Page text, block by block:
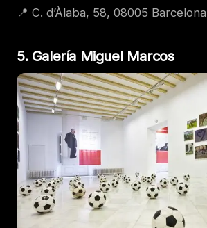
📍 C. d’Àlaba, 58, 08005 Barcelona
5. Galería Miguel Marcos